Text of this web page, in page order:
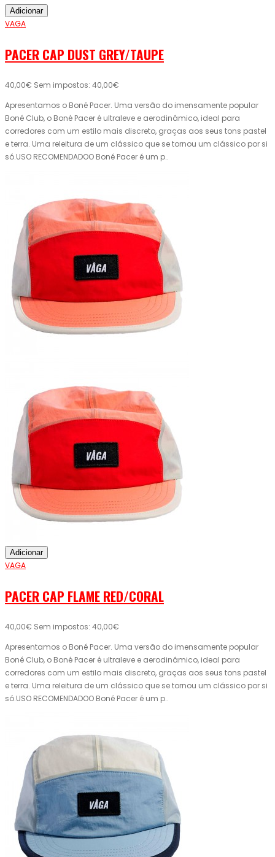
Adicionar
VAGA
PACER CAP DUST GREY/TAUPE
40,00€ Sem impostos: 40,00€
Apresentamos o Boné Pacer. Uma versão do imensamente popular
Boné Club, o Boné Pacer é ultraleve e aerodinâmico, ideal para
corredores com um estilo mais discreto, graças aos seus tons pastel
e terra. Uma releitura de um clássico que se tornou um clássico por si
só.USO RECOMENDADOO Boné Pacer é um p..
Adicionar
VAGA
PACER CAP FLAME RED/CORAL
40,00€ Sem impostos: 40,00€
Apresentamos o Boné Pacer. Uma versão do imensamente popular
Boné Club, o Boné Pacer é ultraleve e aerodinâmico, ideal para
corredores com um estilo mais discreto, graças aos seus tons pastel
e terra. Uma releitura de um clássico que se tornou um clássico por si
só.USO RECOMENDADOO Boné Pacer é um p..